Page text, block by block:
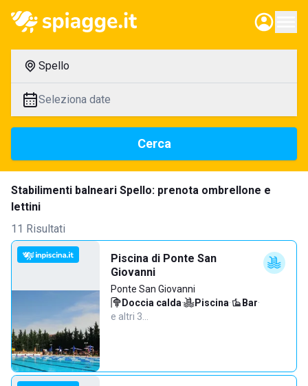
Spello
Seleziona date
Cerca
Stabilimenti balneari Spello: prenota ombrellone e
lettini
11 Risultati
Piscina di Ponte San
Giovanni
Ponte San Giovanni
Doccia calda· Piscina· Bar·
e altri 3…